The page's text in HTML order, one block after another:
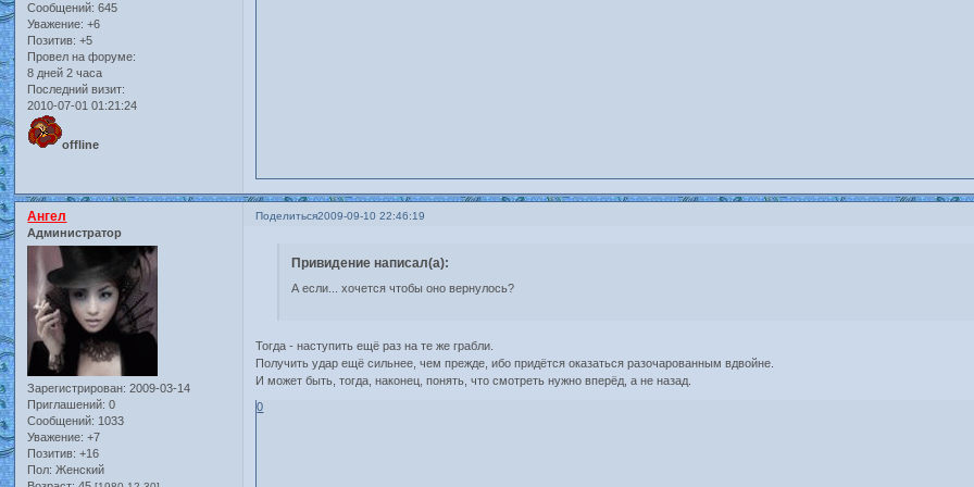
Сообщений: 645
Уважение: +6
Позитив: +5
Провел на форуме:
8 дней 2 часа
Последний визит:
2010-07-01 01:21:24
offline
Поделиться2009-09-10 22:46:19
Ангел
Администратор
Зарегистрирован: 2009-03-14
Приглашений: 0
Сообщений: 1033
Уважение: +7
Позитив: +16
Пол: Женский
Привидение написал(а):
А если... хочется чтобы оно вернулось?
Тогда - наступить ещё раз на те же грабли.
Получить удар ещё сильнее, чем прежде, ибо придётся оказаться разочарованным вдвойне.
И может быть, тогда, наконец, понять, что смотреть нужно вперёд, а не назад.
0